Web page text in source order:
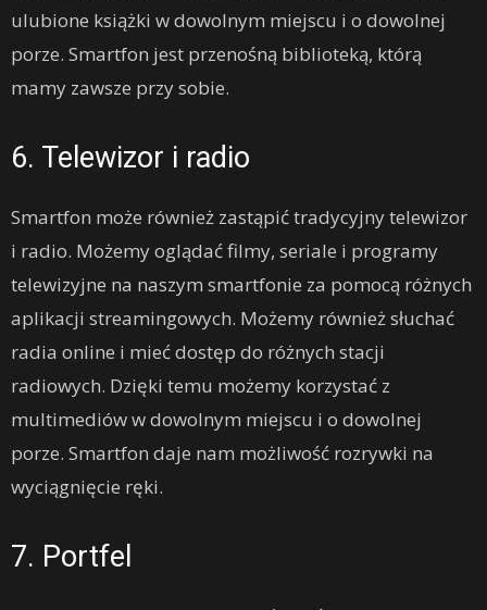
ulubione książki w dowolnym miejscu i o dowolnej
porze. Smartfon jest przenośną biblioteką, którą
mamy zawsze przy sobie.
6. Telewizor i radio
Smartfon może również zastąpić tradycyjny telewizor
i radio. Możemy oglądać filmy, seriale i programy
telewizyjne na naszym smartfonie za pomocą różnych
aplikacji streamingowych. Możemy również słuchać
radia online i mieć dostęp do różnych stacji
radiowych. Dzięki temu możemy korzystać z
multimediów w dowolnym miejscu i o dowolnej
porze. Smartfon daje nam możliwość rozrywki na
wyciągnięcie ręki.
7. Portfel